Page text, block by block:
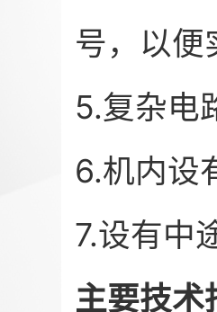
号，以便
5.复杂电
6.机内设
7.设有中
主要技术